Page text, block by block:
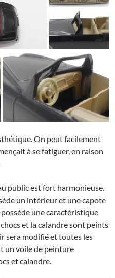
On peut facilement
à se fatiguer, en raison
public est fort harmonieuse.
un intérieur et une capote
une caractéristique
et la calandre sont peints
sera modifié et toutes les
un voile de peinture
et calandre.